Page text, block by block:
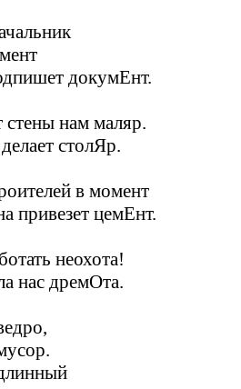
докумЕнт.
стены нам маляр.
столЯр.
в момент
привезет цемЕнт.
неохота!
нас дремОта.